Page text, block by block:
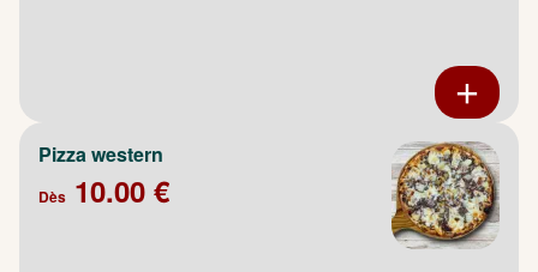
Pizza western
Dès 10.00 €